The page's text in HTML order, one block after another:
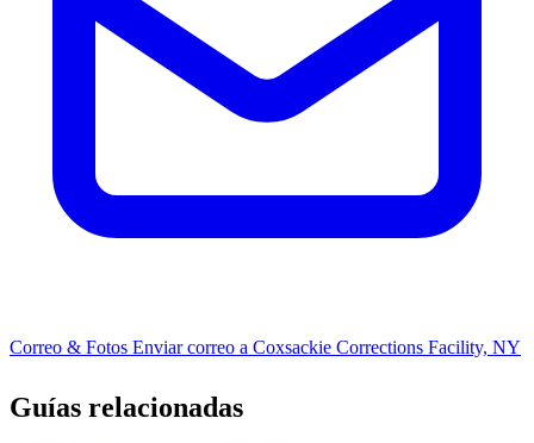
Correo & Fotos Enviar correo a Coxsackie Corrections Facility, NY
Guías relacionadas